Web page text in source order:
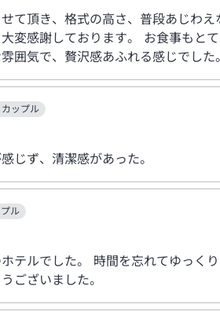
て頂き、格式の高さ、普段あじわ
変感謝しております。 お食事もと
囲気で、贅沢感あふれる感じでし
ップル
じず、清潔感があった。
ル
テルでした。 時間を忘れてゆっく
ございました。